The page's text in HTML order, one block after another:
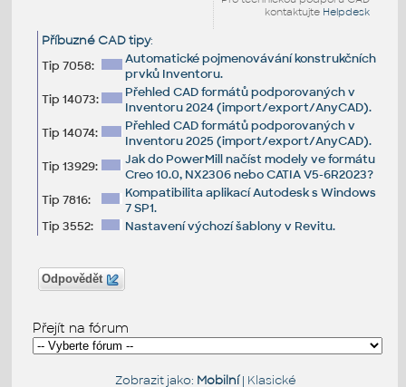
kontaktujte Helpdesk
Příbuzné CAD tipy:
Tip 7058:
Automatické pojmenovávání konstrukčních
prvků Inventoru.
Tip 14073:
Přehled CAD formátů podporovaných v
Inventoru 2024 (import/export/AnyCAD).
Tip 14074:
Přehled CAD formátů podporovaných v
Inventoru 2025 (import/export/AnyCAD).
Tip 13929:
Jak do PowerMill načíst modely ve formátu
Creo 10.0, NX2306 nebo CATIA V5-6R2023?
Tip 7816:
Kompatibilita aplikací Autodesk s Windows
7 SP1.
Tip 3552:
Nastavení výchozí šablony v Revitu.
Odpovědět
Přejít na fórum
Zobrazit jako: Mobilní| Klasické